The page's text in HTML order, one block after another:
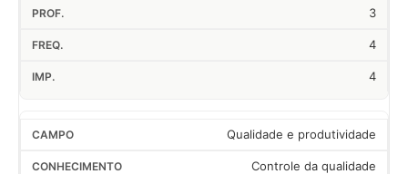
3
4
4
Qualidade e produtividade
Controle da qualidade